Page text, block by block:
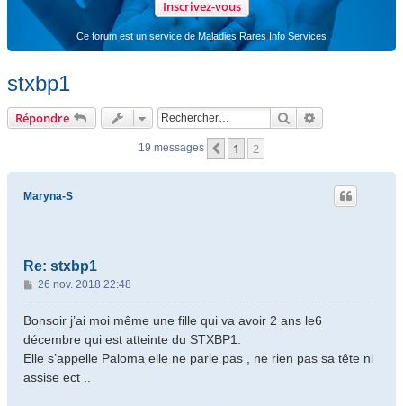
Inscrivez-vous
Ce forum est un service de Maladies Rares Info Services
stxbp1
Répondre Rechercher
19 messages Précédent
1 2
Maryna-S
Re: stxbp1
M
e
s
s
g
e
26 nov. 2018 22:48
Bonsoir j’ai moi même une fille qui va avoir 2 ans le6
décembre qui est atteinte du STXBP1.
Elle s’appelle Paloma elle ne parle pas , ne rien pas sa tête ni
assise ect ..